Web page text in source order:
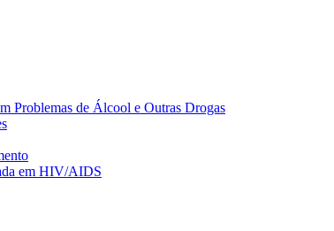
Problemas de Álcool e Outras Drogas
em HIV/AIDS